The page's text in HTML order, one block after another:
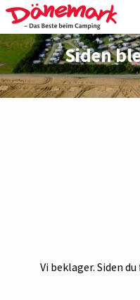
Siden
Vi beklager. Siden